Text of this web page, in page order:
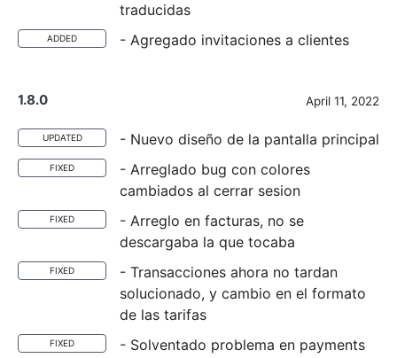
traducidas
ADDED - Agregado invitaciones a clientes
1.8.0 April 11, 2022
UPDATED - Nuevo diseño de la pantalla principal
FIXED
- Arreglado bug con colores
cambiados al cerrar sesion
FIXED
- Arreglo en facturas, no se
descargaba la que tocaba
FIXED
- Transacciones ahora no tardan
solucionado, y cambio en el formato
de las tarifas
FIXED
- Solventado problema en payments